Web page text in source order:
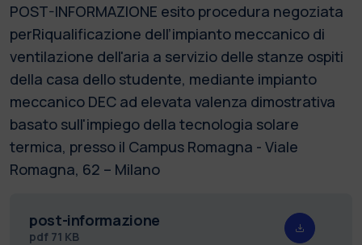
POST-INFORMAZIONE esito procedura negoziata
perRiqualificazione dell’impianto meccanico di
ventilazione dell'aria a servizio delle stanze ospiti
della casa dello studente, mediante impianto
meccanico DEC ad elevata valenza dimostrativa
basato sull'impiego della tecnologia solare
termica, presso il Campus Romagna - Viale
Romagna, 62 – Milano
post-informazione
pdf 71 KB